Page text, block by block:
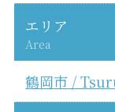
エリア
Area
鶴岡市 /